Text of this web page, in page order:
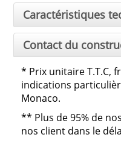
Caractéristiques
Contact du
* Prix unitaire T.T.C,
indications
Monaco.
** Plus de 95% de
nos client dans le